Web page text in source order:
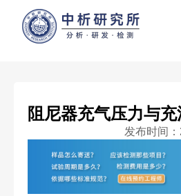
阻尼器充气压力与充
发布时间